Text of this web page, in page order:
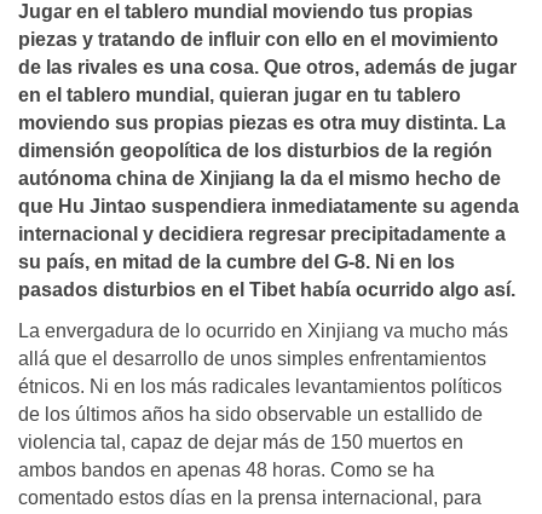
Jugar en el tablero mundial moviendo tus propias
piezas y tratando de influir con ello en el movimiento
de las rivales es una cosa. Que otros, además de jugar
en el tablero mundial, quieran jugar en tu tablero
moviendo sus propias piezas es otra muy distinta. La
dimensión geopolí­tica de los disturbios de la región
autónoma china de Xinjiang la da el mismo hecho de
que Hu Jintao suspendiera inmediatamente su agenda
internacional y decidiera regresar precipitadamente a
su paí­s, en mitad de la cumbre del G-8. Ni en los
pasados disturbios en el Tibet habí­a ocurrido algo así­.
La envergadura de lo ocurrido en Xinjiang va mucho más
allá que el desarrollo de unos simples enfrentamientos
étnicos. Ni en los más radicales levantamientos políticos
de los últimos años ha sido observable un estallido de
violencia tal, capaz de dejar más de 150 muertos en
ambos bandos en apenas 48 horas. Como se ha
comentado estos días en la prensa internacional, para